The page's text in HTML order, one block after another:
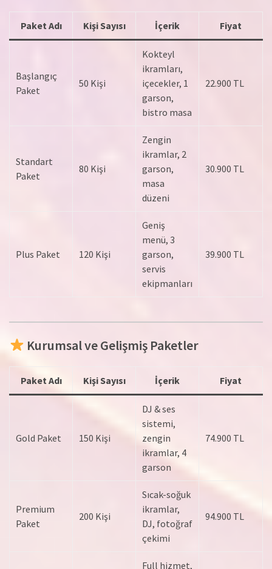
Paket Adı Kişi Sayısı İçerik Fiyat
Başlangıç
Paket
50 Kişi
Kokteyl
ikramları,
içecekler, 1
garson,
bistro masa
22.900 TL
Standart
Paket
80 Kişi
Zengin
ikramlar, 2
garson,
masa
düzeni
30.900 TL
Plus Paket 120 Kişi
Geniş
menü, 3
garson,
servis
ekipmanları
39.900 TL
Kurumsal ve Gelişmiş Paketler
Paket Adı Kişi Sayısı İçerik Fiyat
Gold Paket 150 Kişi
DJ & ses
sistemi,
zengin
ikramlar, 4
garson
74.900 TL
Premium
Paket
200 Kişi
Sıcak-soğuk
ikramlar,
DJ, fotoğraf
çekimi
94.900 TL
Full hizmet,